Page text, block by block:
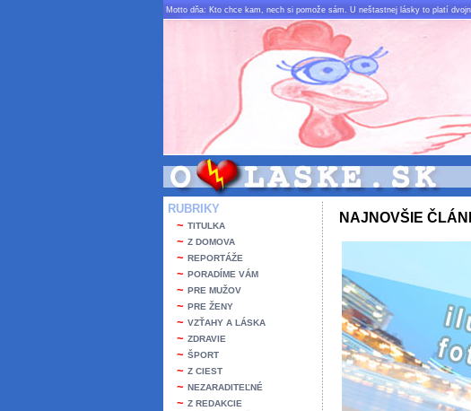
Motto dňa: Kto chce kam, nech si pomože sám. U neštastnej lásky to platí
RUBRIKY
~ TITULKA
~ Z DOMOVA
~ REPORTÁŽE
~ PORADÍME VÁM
~ PRE MUŽOV
~ PRE ŽENY
~ VZŤAHY A LÁSKA
~ ZDRAVIE
~ ŠPORT
~ Z CIEST
~ NEZARADITEĽNÉ
~ Z REDAKCIE
NAJNOVŠIE